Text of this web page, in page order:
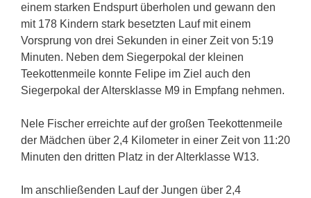
einem starken Endspurt überholen und gewann den
mit 178 Kindern stark besetzten Lauf mit einem
Vorsprung von drei Sekunden in einer Zeit von 5:19
Minuten. Neben dem Siegerpokal der kleinen
Teekottenmeile konnte Felipe im Ziel auch den
Siegerpokal der Altersklasse M9 in Empfang nehmen.
Nele Fischer erreichte auf der großen Teekottenmeile
der Mädchen über 2,4 Kilometer in einer Zeit von 11:20
Minuten den dritten Platz in der Alterklasse W13.
Im anschließenden Lauf der Jungen über 2,4